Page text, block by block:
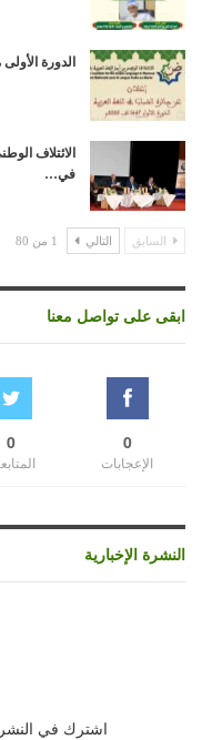
الدورة
الائتلاف
في…
السابق التالي 1 من 80
ابقى على تواصل معنا
0
الإعجابات
0
النشرة الإخبارية
اشترك في